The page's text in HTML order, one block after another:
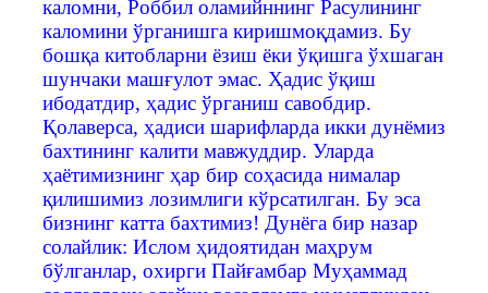
каломни, Роббил оламийннинг Расулининг
каломини ўрганишга киришмоқдамиз. Бу
бошқа китобларни ёзиш ёки ўқишга ўхшаган
шунчаки машғулот эмас. Ҳадис ўқиш
ибодатдир, ҳадис ўрганиш савобдир.
Қолаверса, ҳадиси шарифларда икки дунёмиз
бахтининг калити мавжуддир. Уларда
ҳаётимизнинг ҳар бир соҳасида нималар
қилишимиз лозимлиги кўрсатилган. Бу эса
бизнинг катта бахтимиз! Дунёга бир назар
солайлик: Ислом ҳидоятидан маҳрум
бўлганлар, охирги Пайғамбар Муҳаммад